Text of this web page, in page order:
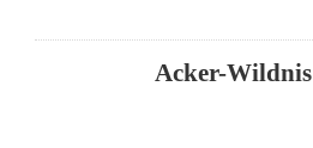
Acker-Wildnis